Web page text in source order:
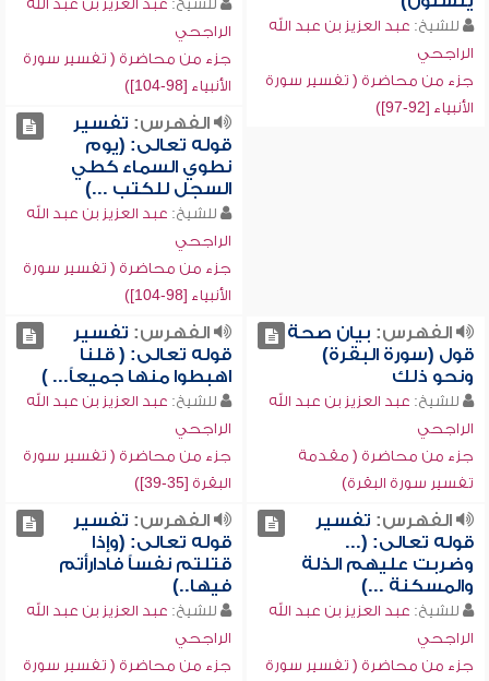
للشيخ: عبد العزيز بن عبد الله
الراجحي
جزء من محاضرة ( تفسير سورة
الأنبياء [92-97])
للشيخ: عبد العزيز بن عبد الله
الراجحي
جزء من محاضرة ( تفسير سورة
الأنبياء [98-104])
الفهرس: تفسير
قوله تعالى: (يوم
نطوي السماء كطي
السجل للكتب ...)
للشيخ: عبد العزيز بن عبد الله
الراجحي
جزء من محاضرة ( تفسير سورة
الأنبياء [98-104])
الفهرس: بيان صحة
قول (سورة البقرة)
ونحو ذلك
للشيخ: عبد العزيز بن عبد الله
الراجحي
جزء من محاضرة ( مقدمة
تفسير سورة البقرة)
الفهرس: تفسير
قوله تعالى: ( قلنا
اهبطوا منها جميعاً... )
للشيخ: عبد العزيز بن عبد الله
الراجحي
جزء من محاضرة ( تفسير سورة
البقرة [35-39])
الفهرس: تفسير
قوله تعالى: (...
وضربت عليهم الذلة
والمسكنة ...)
للشيخ: عبد العزيز بن عبد الله
الراجحي
جزء من محاضرة ( تفسير سورة
الفهرس: تفسير
قوله تعالى: (وإذا
قتلتم نفساً فادارأتم
فيها..)
للشيخ: عبد العزيز بن عبد الله
الراجحي
جزء من محاضرة ( تفسير سورة